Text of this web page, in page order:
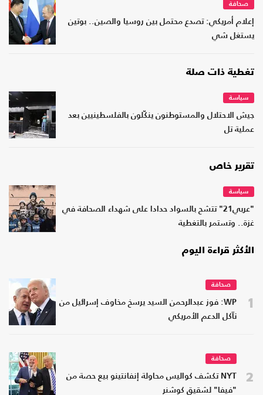
صحافة
إعلام أمريكي: تصدع محتمل بين روسيا والصين.. بوتين
يستغل شي
تغطية ذات صلة
سياسة
جيش الاحتلال والمستوطنون ينكّلون بالفلسطينيين بعد
عملية تل
تقرير خاص
سياسة
"عربي21" تتشح بالسواد حدادا على شهداء الصحافة في
غزة.. وتستمر بالتغطية
الأكثر قراءة اليوم
1
صحافة
WP: فوز عبدالرحمن السيد يرسخ مخاوف إسرائيل من
تآكل الدعم الأمريكي
2
صحافة
NYT تكشف كواليس محاولة إنفانتينو بيع حصة من
"فيفا" لشقيق كوشنر